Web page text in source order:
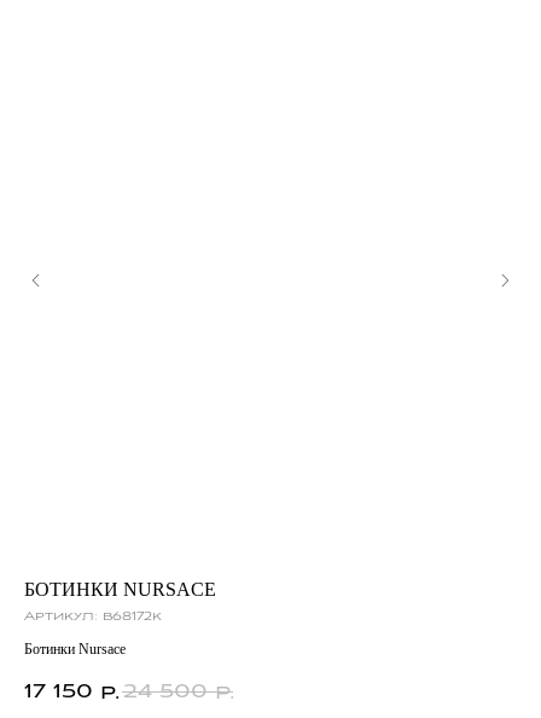
БОТИНКИ NURSACE
Артикул: b68172k
Ботинки Nursace
17 150 р.24 500 р.